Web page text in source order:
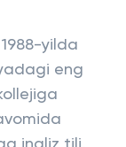
yilda
eng